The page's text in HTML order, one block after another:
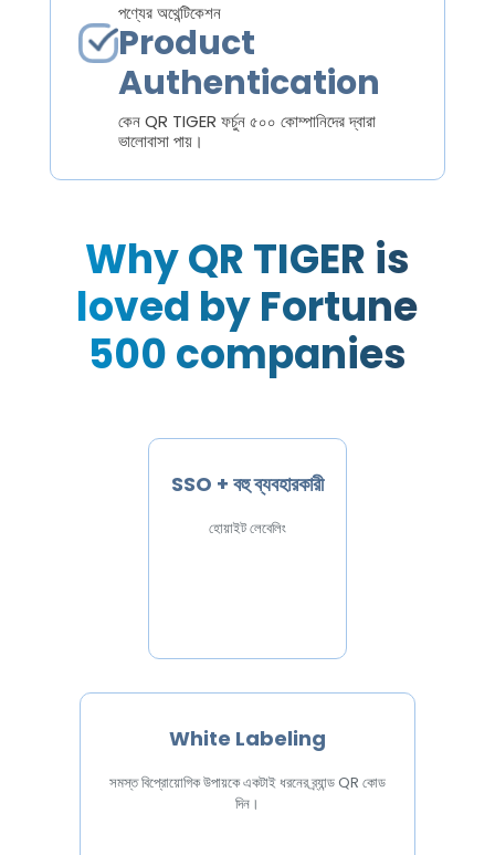
পণ্যের অথেন্টিকেশন
Product
Authentication
কেন QR TIGER ফর্চুন ৫০০ কোম্পানিদের দ্বারা
ভালোবাসা পায়।
Why QR TIGER is
loved by Fortune
500 companies
SSO + বহু ব্যবহারকারী
হোয়াইট লেবেলিং
White Labeling
সমস্ত বিপ্রোয়োগিক উপায়কে একটাই ধরনের ব্র্যান্ড QR কোড
দিন।